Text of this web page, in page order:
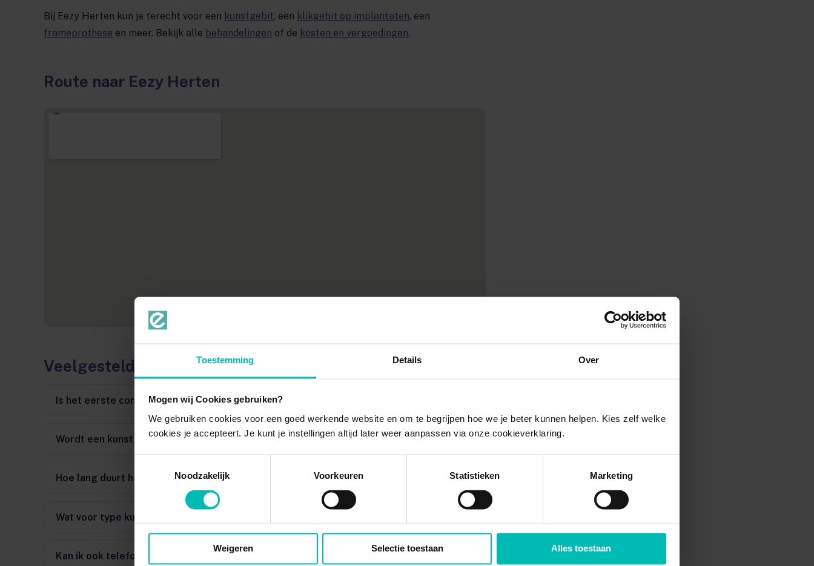
Toestemming Details Over
Mogen wij Cookies gebruiken?
We gebruiken cookies voor een goed werkende website en om te begrijpen hoe we je beter kunnen helpen. Kies zelf welke
cookies je accepteert. Je kunt je instellingen altijd later weer aanpassen via onze cookieverklaring.
Noodzakelijk
Voorkeuren Statistieken Marketing
Weigeren Selectie toestaan Alles toestaan
Bij Eezy Herten kun je terecht voor een kunstgebit, een klikgebit op implantaten, een
frameprothese en meer. Bekijk alle behandelingen of de kosten en vergoedingen.
Route naar Eezy Herten
Veelgestelde vragen
Is het eerste consult echt gratis?
Wordt een kunstgebit vergoed door mijn zorgverzekering?
Hoe lang duurt het om mijn nieuwe kunstgebit te krijgen?
Wat voor type kunstgebit bieden jullie aan?
Kan ik ook telefonisch contact opnemen?